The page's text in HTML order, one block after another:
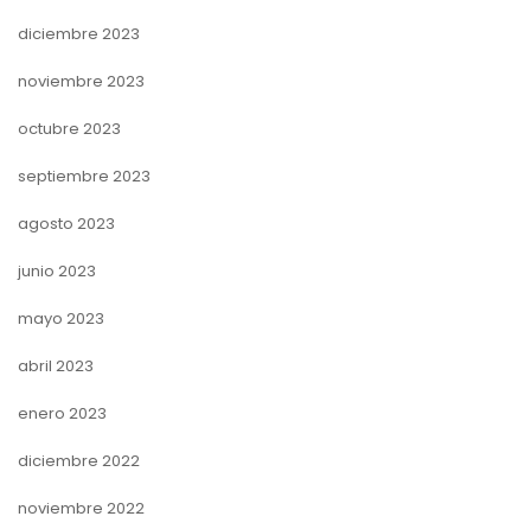
diciembre 2023
noviembre 2023
octubre 2023
septiembre 2023
agosto 2023
junio 2023
mayo 2023
abril 2023
enero 2023
diciembre 2022
noviembre 2022